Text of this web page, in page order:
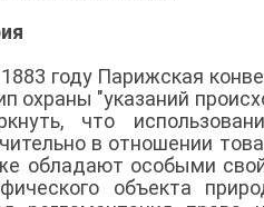
году Парижская
охраны "указаний
что
в отношении
обладают особыми
объекта